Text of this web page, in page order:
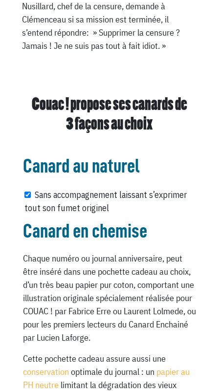
Nusillard, chef de la censure, demande à
Clémenceau si sa mission est terminée, il
s’entend répondre: » Supprimer la censure ?
Jamais ! Je ne suis pas tout à fait idiot. »
Couac ! propose ses canards de
3 façons au choix
Canard au naturel
Sans accompagnement laissant s’exprimer
tout son fumet originel
Canard en chemise
Chaque numéro ou journal anniversaire, peut
être inséré dans une pochette cadeau au choix,
d’un très beau papier pur coton, comportant une
illustration originale spécialement réalisée pour
COUAC ! par Fabrice Erre ou Laurent Lolmede, ou
pour les premiers lecteurs du Canard Enchainé
par Lucien Laforge.
Cette pochette cadeau assure aussi une
conservation optimale du journal : un papier au
PH neutrelimitant la dégradation des vieux